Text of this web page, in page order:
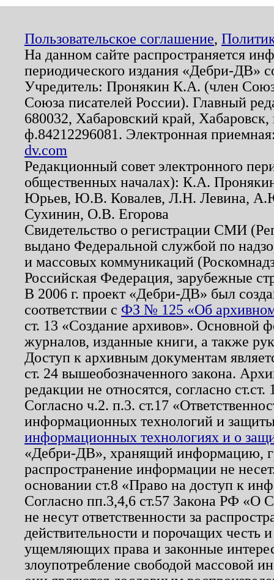
Пользовательское соглашение,
На данном сайте распространяется
периодического издания «Дебри-ДВ»
Учредитель: Пронякин К.А. (член
Союза писателей России). Главный
680032, Хабаровский край,
ф.84212296081. Электронная
dv.com
Редакционный совет электронного
общественных началах): К.А.
Юрьев, Ю.В. Ковалев, Л.Н. Левина,
Сухинин, О.В. Егорова
Свидетельство о регистрации СМИ
выдано Федеральной службой по
и массовых коммуникаций
Российская Федерация, зарубежные
В 2006 г. проект «Дебри-ДВ» был
соответствии с ФЗ № 125 «Об
ст. 13 «Создание архивов». Основной
журналов, изданные книги, а также
Доступ к архивным документам
ст. 24 вышеобозначенного закона.
редакции не относятся, согласно
Согласно ч.2. п.3. ст.17
информационных технологий и
информационных технологиях и о
«Дебри-ДВ», хранящий информацию,
распространение информации не
основании ст.8 «Право на доступ к
Согласно пп.3,4,6 ст.57 Закона РФ «О
не несут ответственности за
действительности и порочащих честь
ущемляющих права и законные
злоупотребление свободой массовой